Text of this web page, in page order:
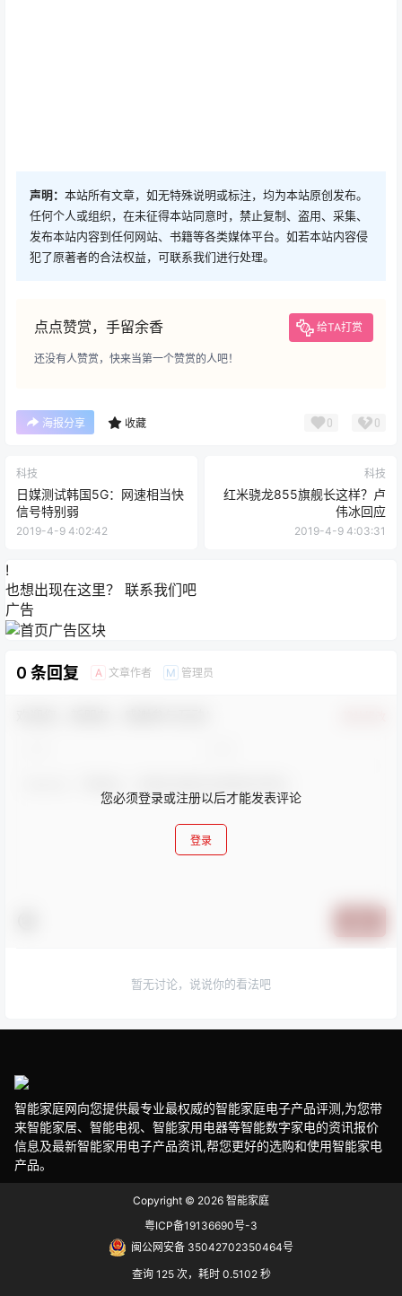
声明： 本站所有文章，如无特殊说明或标注，均为本站原创发布。
任何个人或组织，在未征得本站同意时，禁止复制、盗用、采集、
发布本站内容到任何网站、书籍等各类媒体平台。如若本站内容侵
犯了原著者的合法权益，可联系我们进行处理。
点点赞赏，手留余香 给TA打赏
还没有人赞赏，快来当第一个赞赏的人吧！
海报分享 收藏 0 0
科技
日媒测试韩国5G：网速相当快
信号特别弱
2019-4-9 4:02:42
科技
红米骁龙855旗舰长这样？卢
伟冰回应
2019-4-9 4:03:31
!
也想出现在这里？ 联系我们吧
广告
0 条回复 A 文章作者 M 管理员
您必须登录或注册以后才能发表评论
登录
暂无讨论，说说你的看法吧
智能家庭网向您提供最专业最权威的智能家庭电子产品评测,为您带
来智能家居、智能电视、智能家用电器等智能数字家电的资讯报价
信息及最新智能家用电子产品资讯,帮您更好的选购和使用智能家电
产品。
Copyright © 2026 智能家庭
粤ICP备19136690号-3
闽公网安备 35042702350464号
查询 125 次，耗时 0.5102 秒